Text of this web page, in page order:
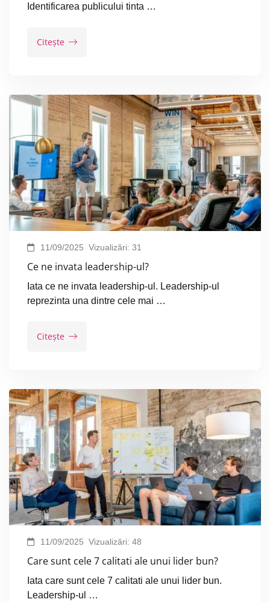
Identificarea publicului tinta …
Citește
11/09/2025 Vizualizări: 31
Ce ne invata leadership-ul?
Iata ce ne invata leadership-ul. Leadership-ul
reprezinta una dintre cele mai …
Citește
11/09/2025 Vizualizări: 48
Care sunt cele 7 calitati ale unui lider bun?
Iata care sunt cele 7 calitati ale unui lider bun.
Leadership-ul …